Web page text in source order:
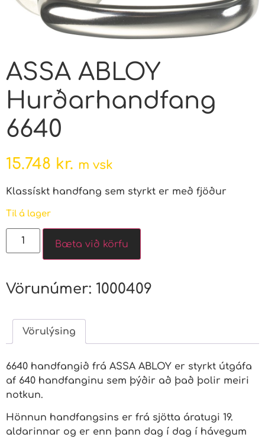
ASSA ABLOY
Hurðarhandfang
6640
15.748 kr. m vsk
Klassískt handfang sem styrkt er með fjöður
Til á lager
Bæta við körfu
Vörunúmer: 1000409
Vörulýsing
6640 handfangið frá ASSA ABLOY er styrkt útgáfa
af 640 handfanginu sem þýðir að það þolir meiri
notkun.
Hönnun handfangsins er frá sjötta áratugi 19.
aldarinnar og er enn þann dag í dag í hávegum